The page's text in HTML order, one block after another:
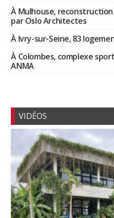
À Mulhouse,
par Oslo Architectes
À Ivry-sur-Seine, 83
À Colombes, complexe
ANMA
VIDÉOS